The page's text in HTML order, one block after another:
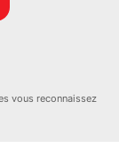
projecteurs,
vous reconnaissez